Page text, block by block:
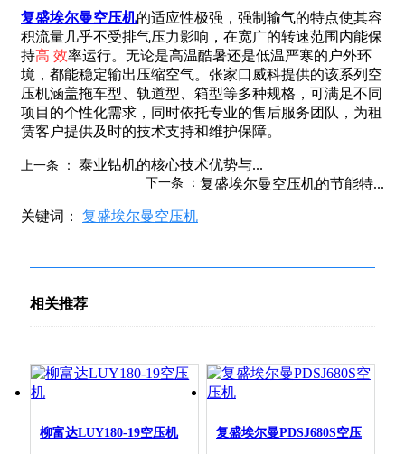
复盛埃尔曼空压机的适应性极强，强制输气的特点使其容
积流量几乎不受排气压力影响，在宽广的转速范围内能保
持高 效率运行。无论是高温酷暑还是低温严寒的户外环
境，都能稳定输出压缩空气。张家口威科提供的该系列空
压机涵盖拖车型、轨道型、箱型等多种规格，可满足不同
项目的个性化需求，同时依托专业的售后服务团队，为租
赁客户提供及时的技术支持和维护保障。
上一条 ： 泰业钻机的核心技术优势与...
下一条 ： 复盛埃尔曼空压机的节能特...
关键词： 复盛埃尔曼空压机
相关推荐
柳富达LUY180-19空压机 复盛埃尔曼PDSJ680S空压